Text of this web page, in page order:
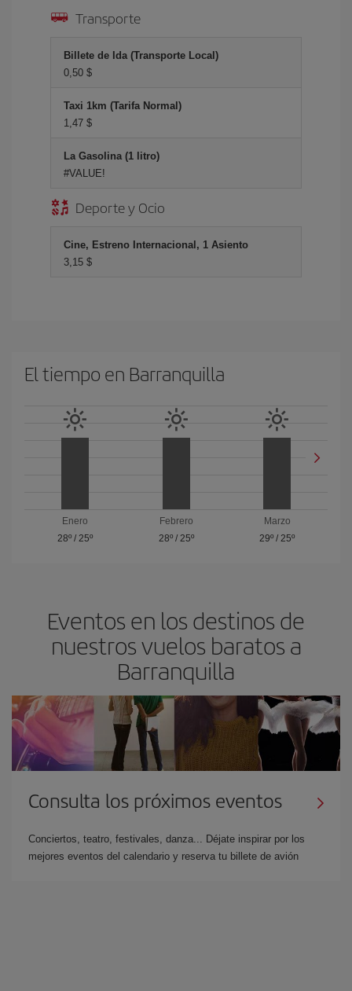
Transporte
Billete de Ida (Transporte Local)
0,50 $
Taxi 1km (Tarifa Normal)
1,47 $
La Gasolina (1 litro)
#VALUE!
Deporte y Ocio
Cine, Estreno Internacional, 1 Asiento
3,15 $
El tiempo en Barranquilla
Enero
28º/ 25º
Febrero
28º/ 25º
Marzo
29º /25º
Eventos en los destinos de
nuestros vuelos baratos a
Barranquilla
Consulta los próximos eventos
Conciertos, teatro, festivales, danza... Déjate inspirar por los
mejores eventos del calendario y reserva tu billete de avión